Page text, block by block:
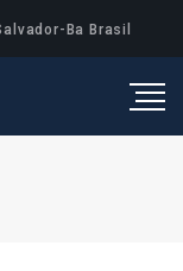
Ba Brasil